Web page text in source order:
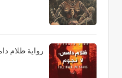
رواية ظلام